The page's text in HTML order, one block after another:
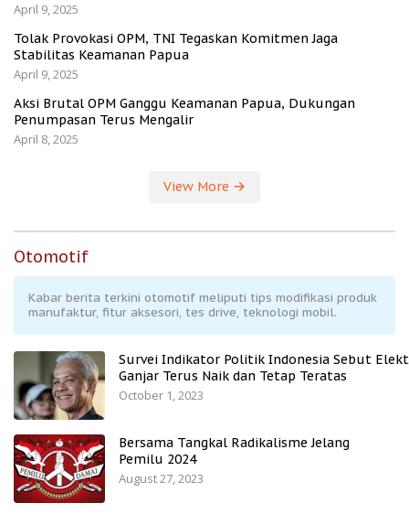
April 9, 2025
Tolak Provokasi OPM, TNI Tegaskan Komitmen Jaga
Stabilitas Keamanan Papua
April 9, 2025
Aksi Brutal OPM Ganggu Keamanan Papua, Dukungan
Penumpasan Terus Mengalir
April 8, 2025
View More
Otomotif
Kabar berita terkini otomotif meliputi tips modifikasi produk
manufaktur, fitur aksesori, tes drive, teknologi mobil.
Survei Indikator Politik Indonesia Sebut
Ganjar Terus Naik dan Tetap Teratas
October 1, 2023
Bersama Tangkal Radikalisme Jelang
Pemilu 2024
August 27, 2023